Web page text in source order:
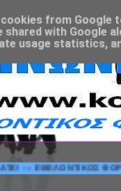
ΦΟΡΕΑΣ
from Google
shared with Google
usage statistics,